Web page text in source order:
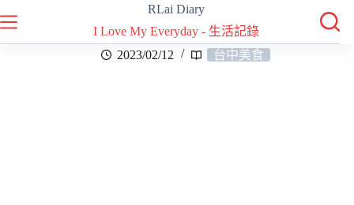
RLai Diary
I Love My Everyday - 生活記錄
2023/02/12
台中美食